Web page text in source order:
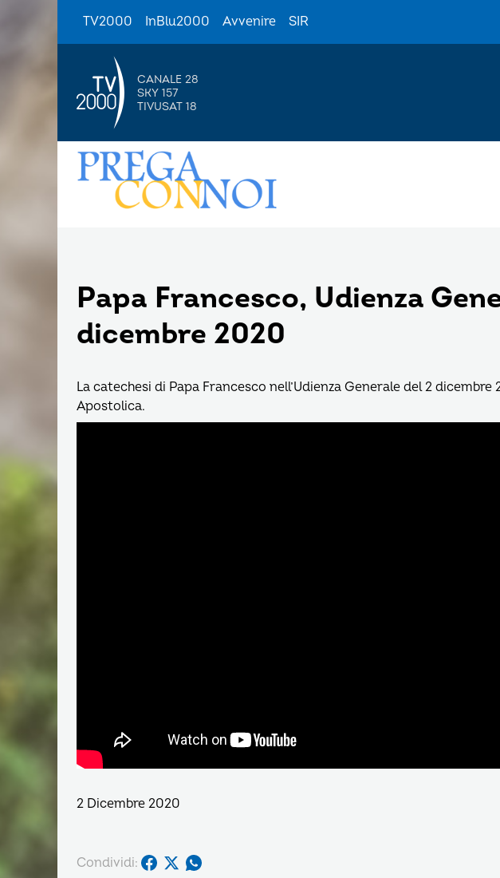
TV2000 InBlu2000 Avvenire SIR
CANALE 28
SKY 157
TIVUSAT 18
Papa Francesco, Udienza
dicembre 2020
La catechesi di Papa Francesco nell’Udienza Generale del 2
Apostolica.
2 Dicembre 2020
Condividi: